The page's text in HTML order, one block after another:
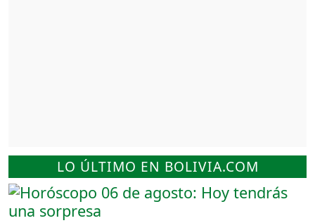
LO ÚLTIMO EN BOLIVIA.COM